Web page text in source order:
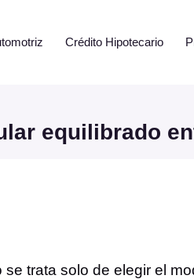
Crédito Hipotecario
equilibrado
trata solo de elegir el